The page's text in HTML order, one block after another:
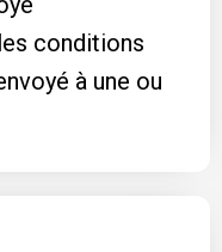
conditions
à une ou